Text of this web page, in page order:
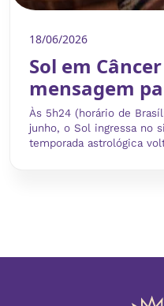
18/06/2026
Sol em
mensagem
Às 5h24 (horário de
junho, o Sol ingressa no
temporada astrológica